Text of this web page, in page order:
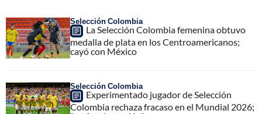
Selección Colombia
La Selección Colombia femenina obtuvo
medalla de plata en los Centroamericanos;
cayó con México
Selección Colombia
Experimentado jugador de Selección
Colombia rechaza fracaso en el Mundial 2026;